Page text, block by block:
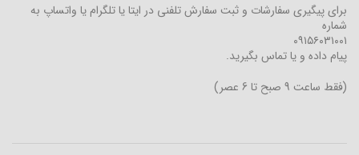
برای پیگیری سفارشات و ثبت سفارش تلفنی در ایتا یا تلگرام یا واتساپ به
شماره
۰۹۱۵۶۰۳۱۰۰۱
پیام داده و یا تماس بگیرید.
(فقط ساعت 9 صبح تا 6 عصر)